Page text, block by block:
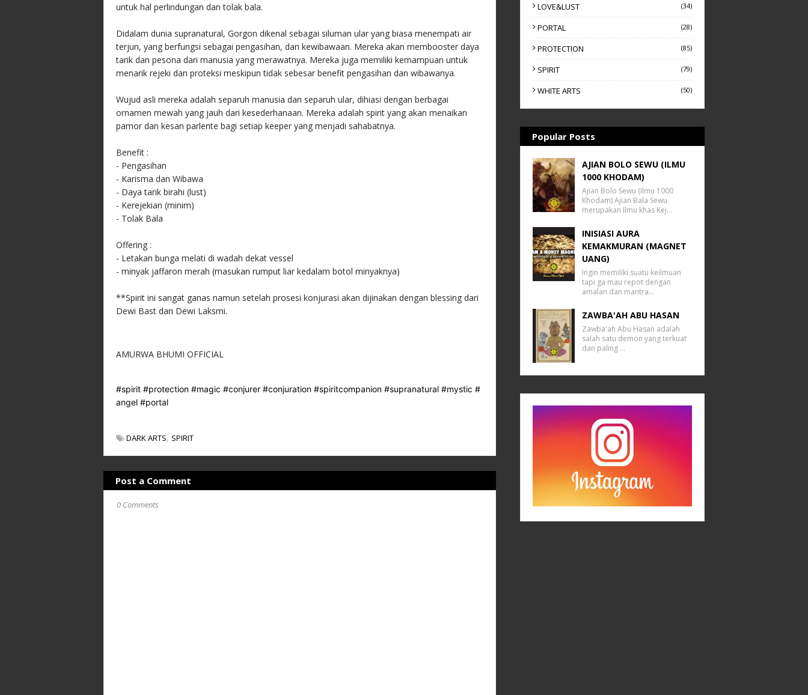
untuk hal perlindungan dan tolak bala.
Didalam dunia supranatural, Gorgon dikenal sebagai siluman ular yang biasa menempati air
terjun, yang berfungsi sebagai pengasihan, dan kewibawaan. Mereka akan membooster daya
tarik dan pesona dari manusia yang merawatnya. Mereka juga memiliki kemampuan untuk
menarik rejeki dan proteksi meskipun tidak sebesar benefit pengasihan dan wibawanya.
Wujud asli mereka adalah separuh manusia dan separuh ular, dihiasi dengan berbagai
ornamen mewah yang jauh dari kesederhanaan. Mereka adalah spirit yang akan menaikan
pamor dan kesan parlente bagi setiap keeper yang menjadi sahabatnya.
Benefit :
- Pengasihan
- Karisma dan Wibawa
- Daya tarik birahi (lust)
- Kerejekian (minim)
- Tolak Bala
Offering :
- Letakan bunga melati di wadah dekat vessel
- minyak jaffaron merah (masukan rumput liar kedalam botol minyaknya)
**Spirit ini sangat ganas namun setelah prosesi konjurasi akan dijinakan dengan blessing dari
Dewi Bast dan Dewi Laksmi.
AMURWA BHUMI OFFICIAL
#spirit #protection #magic #conjurer #conjuration #spiritcompanion #supranatural #mystic #
angel #portal
DARK ARTS SPIRIT
Post a Comment
0 Comments
LOVE&LUST (34)
PORTAL (28)
PROTECTION (85)
SPIRIT (79)
WHITE ARTS (50)
Popular Posts
AJIAN BOLO SEWU (ILMU
1000 KHODAM)
Ajian Bolo Sewu (Ilmu 1000
Khodam) Ajian Bala Sewu
merupakan Ilmu khas Kej…
INISIASI AURA
KEMAKMURAN (MAGNET
UANG)
Ingin memiliki suatu keilmuan
tapi ga mau repot dengan
amalan dan mantra…
ZAWBA'AH ABU HASAN
Zawba'ah Abu Hasan adalah
salah satu demon yang terkuat
dan paling …